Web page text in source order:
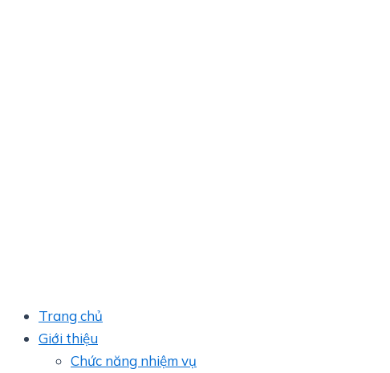
Trang chủ
Giới thiệu
Chức năng nhiệm vụ